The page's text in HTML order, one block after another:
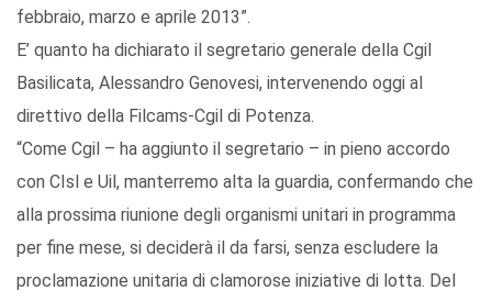
febbraio, marzo e aprile 2013”.
E’ quanto ha dichiarato il segretario generale della Cgil
Basilicata, Alessandro Genovesi, intervenendo oggi al
direttivo della Filcams-Cgil di Potenza.
“Come Cgil – ha aggiunto il segretario – in pieno accordo
con CIsl e Uil, manterremo alta la guardia, confermando che
alla prossima riunione degli organismi unitari in programma
per fine mese, si deciderà il da farsi, senza escludere la
proclamazione unitaria di clamorose iniziative di lotta. Del